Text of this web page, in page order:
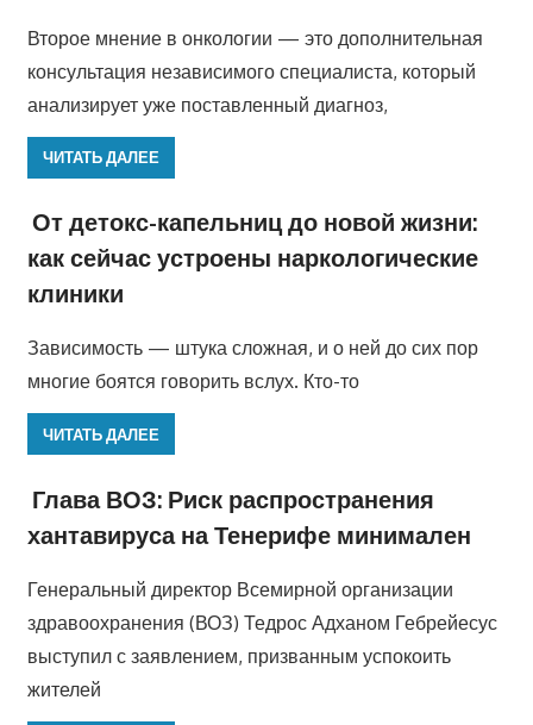
Второе мнение в онкологии — это дополнительная
консультация независимого специалиста, который
анализирует уже поставленный диагноз,
ЧИТАТЬ ДАЛЕЕ
От детокс-капельниц до новой жизни:
как сейчас устроены наркологические
клиники
Зависимость — штука сложная, и о ней до сих пор
многие боятся говорить вслух. Кто-то
ЧИТАТЬ ДАЛЕЕ
Глава ВОЗ: Риск распространения
хантавируса на Тенерифе минимален
Генеральный директор Всемирной организации
здравоохранения (ВОЗ) Тедрос Адханом Гебрейесус
выступил с заявлением, призванным успокоить
жителей